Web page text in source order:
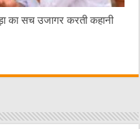
का सच उजागर करती कहानी